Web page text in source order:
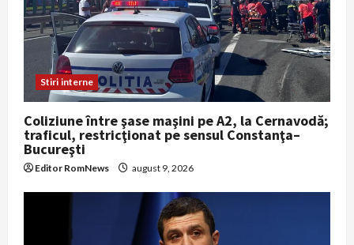
Stiri interne
Coliziune între şase maşini pe A2, la Cernavodă;
traficul, restricţionat pe sensul Constanţa–
Bucureşti
Editor RomNews august 9, 2026